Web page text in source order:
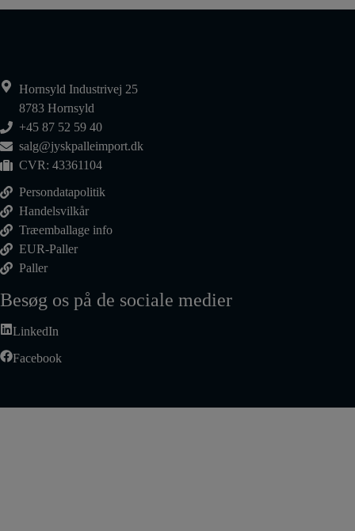
Hornsyld Industrivej 25
8783 Hornsyld
+45 87 52 59 40
salg@jyskpalleimport.dk
CVR: 43361104
Persondatapolitik
Handelsvilkår
Træemballage info
EUR-Paller
Paller
Besøg os på de sociale medier
LinkedIn
Facebook